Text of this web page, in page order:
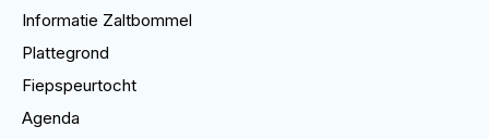
Informatie Zaltbommel
Plattegrond
Fiepspeurtocht
Agenda